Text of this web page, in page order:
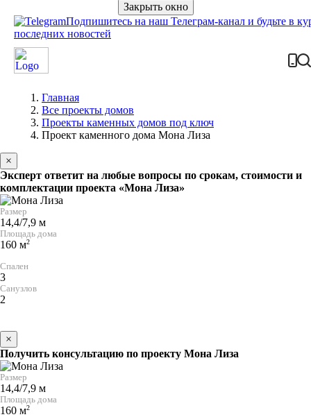
Закрыть окно
Подпишитесь на наш Телеграм-канал и будьте в
последних новостей
Главная
Все проекты домов
Проекты каменных домов под ключ
Проект каменного дома Мона Лиза
×
Эксперт ответит на любые вопросы по срокам, стоимости и
комплектации проекта «Мона Лиза»
Размер
14,4/7,9 м
Площадь дома
160 м2
Спален
3
Санузлов
2
×
Получить консультацию по проекту Мона Лиза
Размер
14,4/7,9 м
Площадь дома
160 м2